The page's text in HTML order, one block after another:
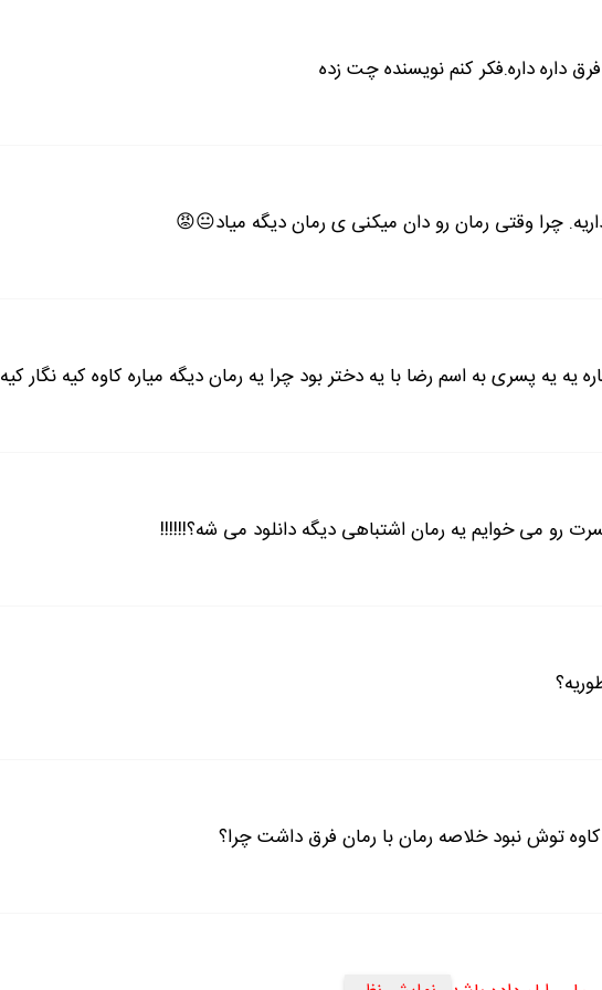
نگاه می‌کنه؟ اصلا مور مورم میشه. واسه چی راجب من به مامانت گفتی آخه؟
داره داره.فکر کنم نویسنده چت زده
چرا وقتی رمان رو دان میکنی ی رمان دیگه میاد😐😡
یه یه پسری به اسم رضا با یه دختر بود چرا یه رمان دیگه میاره کاوه کیه نگار کیه
رو می خوایم یه رمان اشتباهی دیگه دانلود می شه؟!!!!!!
کاوه توش نبود خلاصه رمان با رمان فرق داشت چرا؟